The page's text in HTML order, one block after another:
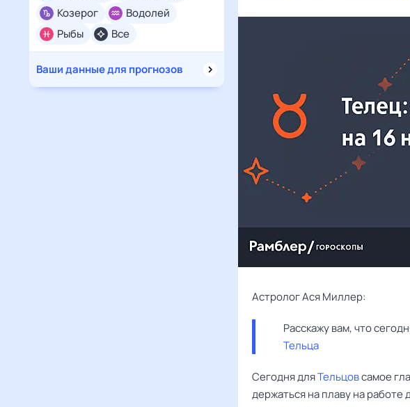
Все
Козерог
Водолей
Рыбы
Ваши данные для прогнозов
Астролог Ася Миллер:
Тельца
Сегодня дляТельцовсамое
держаться на плаву на работе